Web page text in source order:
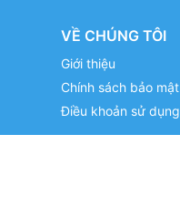
VỀ CHÚNG TÔI
Giới thiệu
Chính sách bảo mật
Điều khoản sử dụng